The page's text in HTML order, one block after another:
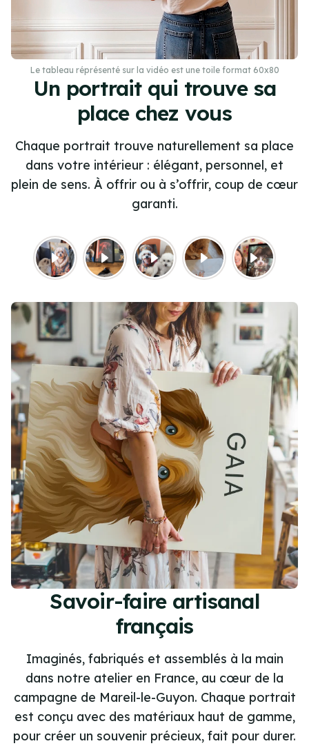
Un portrait qui trouve sa
place chez vous
Chaque portrait trouve naturellement sa place
dans votre intérieur : élégant, personnel, et
plein de sens. À offrir ou à s’offrir, coup de cœur
garanti.
Le tableau réprésenté sur la vidéo est une toile format 60x80
Savoir-faire artisanal
français
Imaginés, fabriqués et assemblés à la main
dans notre atelier en France, au cœur de la
campagne de Mareil-le-Guyon. Chaque portrait
est conçu avec des matériaux haut de gamme,
pour créer un souvenir précieux, fait pour durer.